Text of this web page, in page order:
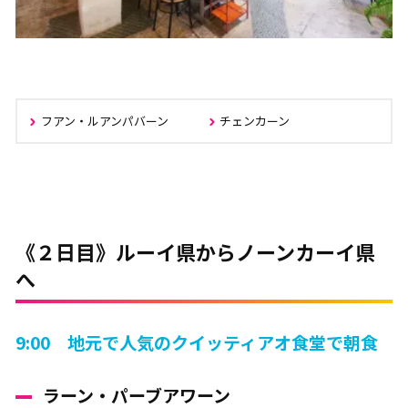
フアン・ルアンパバーン チェンカーン
《２日目》ルーイ県からノーンカーイ県
へ
9:00 地元で人気のクイッティアオ食堂で朝食
ラーン・パーブアワーン